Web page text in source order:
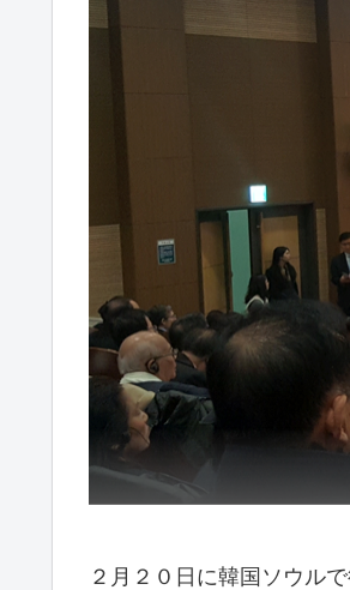
２月２０日に韓国ソウル